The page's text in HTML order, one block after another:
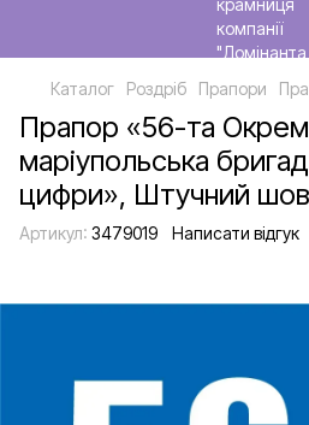
Каталог Роздріб Прапори
Прапор «56-та
маріупольська
цифри», Штучний
Артикул: 3479019 Написати відгук